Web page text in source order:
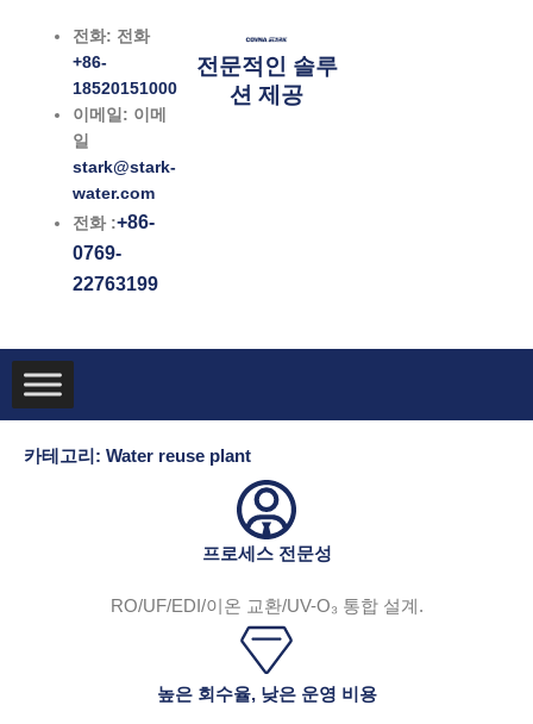
전화: 전화
+86-
18520151000
이메일: 이메
일
stark@stark-
water.com
전화 :+86-
0769-
22763199
전문적인 솔루
션 제공
카테고리: Water reuse plant
프로세스 전문성
RO/UF/EDI/이온 교환/UV-O₃ 통합 설계.
높은 회수율, 낮은 운영 비용